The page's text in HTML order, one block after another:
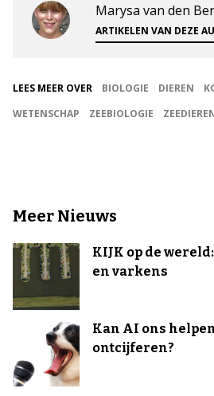
Marysa van den
ARTIKELEN VAN DEZE
LEES MEER OVER BIOLOGIE DIEREN
WETENSCHAP
ZEEBIOLOGIE
Meer Nieuws
KIJK op de
en varkens
Kan AI ons
ontcijferen?